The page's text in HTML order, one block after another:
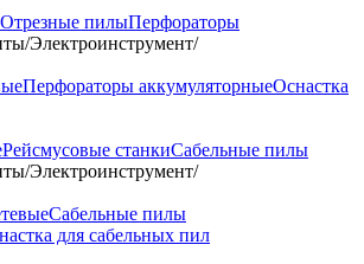
Отрезные пилыПерфораторы
/Электроинструмент/
Перфораторы аккумуляторныеОснастка
Рейсмусовые станкиСабельные пилы
/Электроинструмент/
Сабельные пилы
для сабельных пил